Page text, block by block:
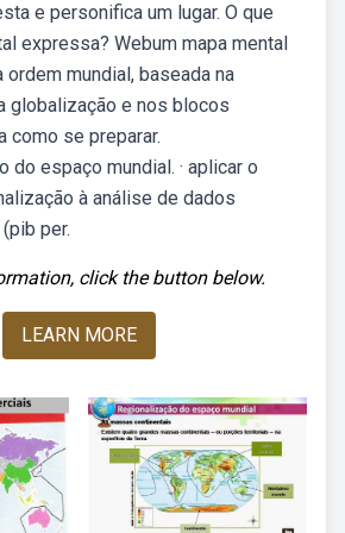
e personifica um lugar. O que
expressa? Webum mapa mental
ordem mundial, baseada na
globalização e nos blocos
como se preparar.
do espaço mundial. · aplicar o
à análise de dados
per.
click the button below.
LEARN MORE